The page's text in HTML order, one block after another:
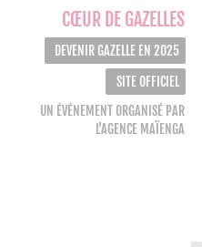
CŒUR DE GAZELLES
DEVENIR GAZELLE EN 2025
SITE OFFICIEL
UN ÉVÉNEMENT ORGANISÉ PAR
L’AGENCE MAÏENGA